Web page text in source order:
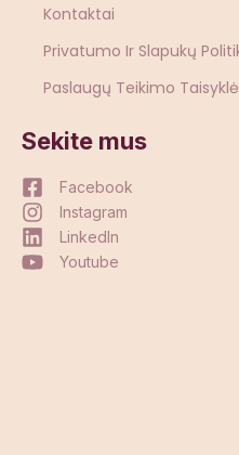
Kontaktai
Privatumo Ir Slapukų
Paslaugų Teikimo
Sekite mus
Facebook
Instagram
LinkedIn
Youtube